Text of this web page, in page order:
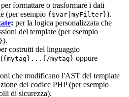
per formattare o trasformare i dati
(per esempio {$var|myFilter}).
: per la logica personalizzata che
del template (per esempio
).
costrutti del linguaggio
{mytag}...{/mytag} oppure
che modificano l'AST del template
del codice PHP (per esempio
di sicurezza).